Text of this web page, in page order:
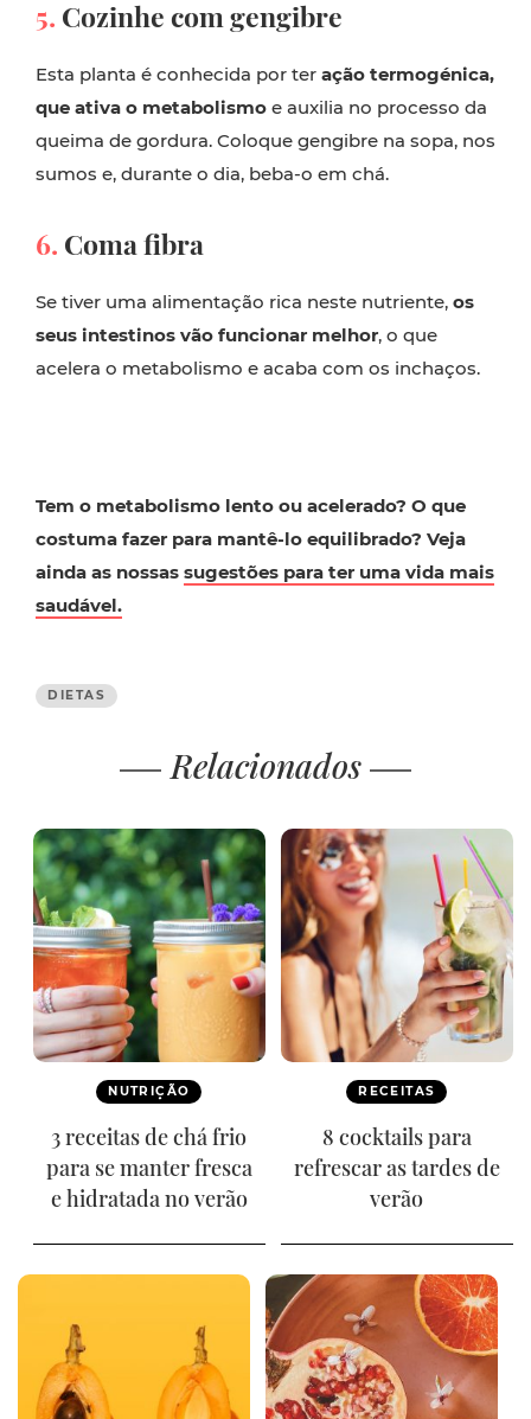
5. Cozinhe com gengibre
Esta planta é conhecida por ter ação termogénica,
que ativa o metabolismo e auxilia no processo da
queima de gordura. Coloque gengibre na sopa, nos
sumos e, durante o dia, beba-o em chá.
6. Coma fibra
Se tiver uma alimentação rica neste nutriente, os
seus intestinos vão funcionar melhor, o que
acelera o metabolismo e acaba com os inchaços.
Tem o metabolismo lento ou acelerado? O que
costuma fazer para mantê-lo equilibrado? Veja
ainda as nossas sugestões para ter uma vida mais
saudável.
DIETAS
Relacionados
NUTRIÇÃO
3 receitas de chá frio
para se manter fresca
e hidratada no verão
RECEITAS
8 cocktails para
refrescar as tardes de
verão